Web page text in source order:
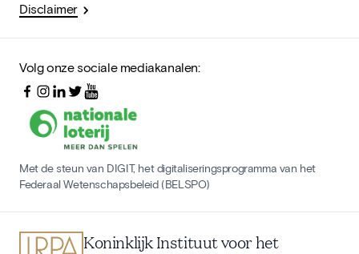
Disclaimer
Volg onze sociale mediakanalen:
Met de steun van DIGIT, het digitaliseringsprogramma van het
Federaal Wetenschapsbeleid (BELSPO)
Koninklijk Instituut voor het